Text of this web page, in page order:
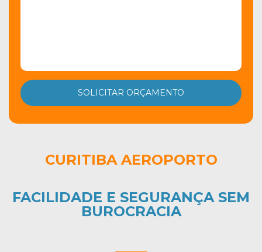
CURITIBA AEROPORTO
FACILIDADE E SEGURANÇA SEM
BUROCRACIA